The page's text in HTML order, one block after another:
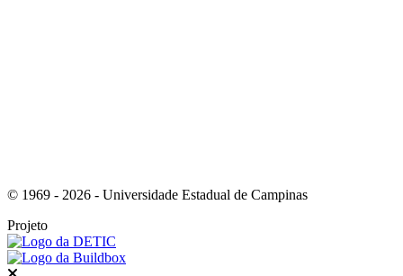
© 1969 - 2026 - Universidade Estadual de Campinas
Projeto